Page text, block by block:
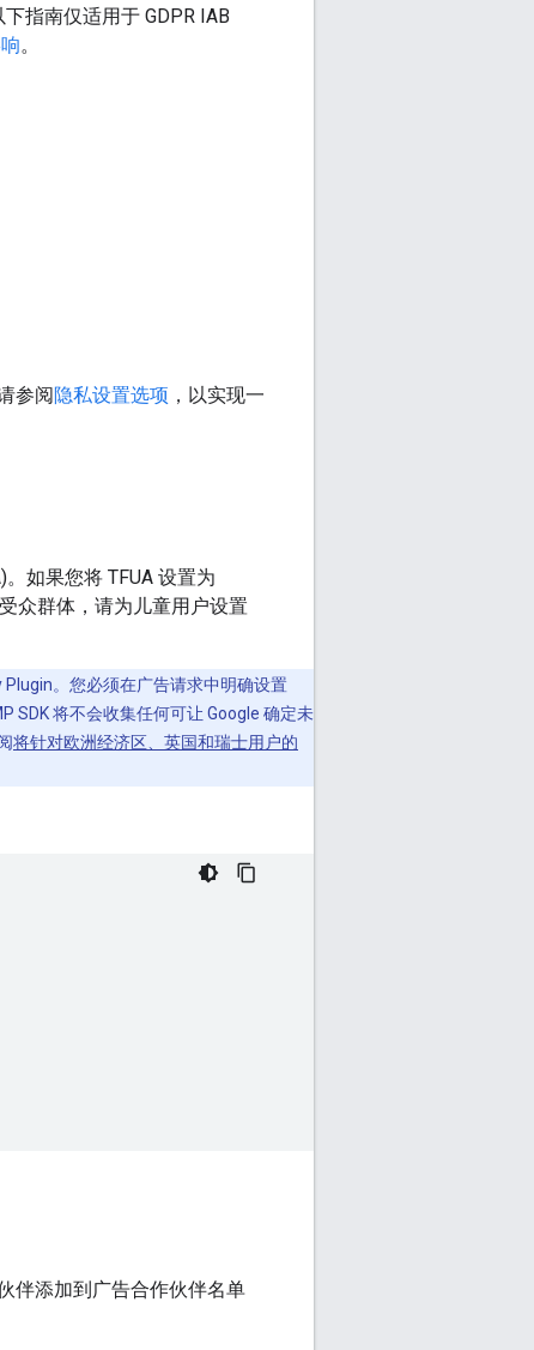
指南仅适用于 GDPR IAB
。
参阅隐私设置选项 ，以实现一
。如果您将 TFUA 设置为
众群体，请为儿童用户设置
Plugin。您必须在广告请求中明确设置
SDK 将不会收集任何可让 Google 确定未
将针对欧洲经济区、英国和瑞士用户的
伴添加到广告合作伙伴名单